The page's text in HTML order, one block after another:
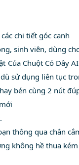
chi tiết góc cạnh
sinh viên, dùng
Của Chuột Có Dây
sử dụng liên tục
bén cùng 2 nút
thông qua chân
không hề thua